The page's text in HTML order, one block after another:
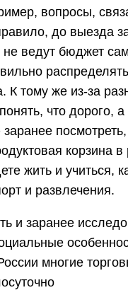
вопросы,
до выезда
ведут бюджет
К тому же из-за
что дорого, а
посмотреть,
корзина в
жить и учиться,
и развлечения.
и заранее
многие